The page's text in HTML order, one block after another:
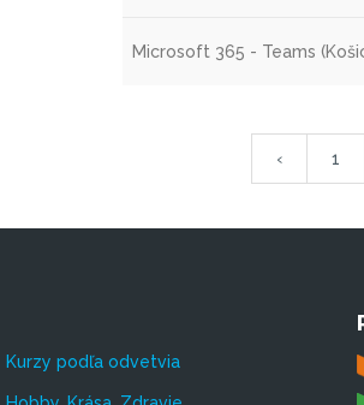
Microsoft 365 - Teams
‹ 1
Kurzy podľa odvetvia